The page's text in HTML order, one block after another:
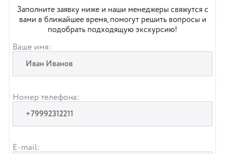
Заполните заявку ниже и наши менеджеры свяжутся с
вами в ближайшее время, помогут решить вопросы и
подобрать подходящую экскурсию!
Ваше имя:
Номер телефона:
E-mail: